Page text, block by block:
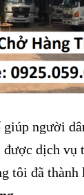
người
dịch vụ
tôi đã thành